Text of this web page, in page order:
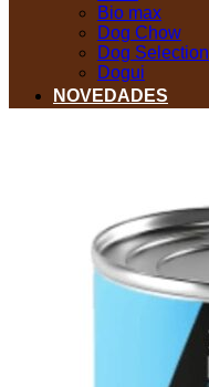
Bio max
Dog Chow
Dog Selection
Dogui
NOVEDADES